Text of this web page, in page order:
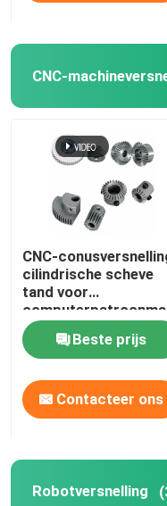
CNC-
CNC-
cilindrische scheve
tand voor
Beste prijs
Contacteer ons
Robotversnelling